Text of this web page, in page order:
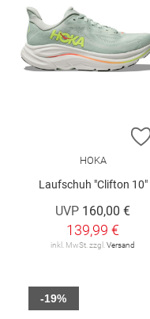
HOKA
Laufschuh "Clifton 10"
UVP 160,00 €
139,99 €
inkl. MwSt. zzgl.Versand
-19%